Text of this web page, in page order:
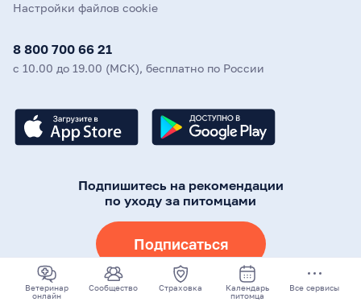
Ветеринар
онлайн
Сообщество Страховка
Календарь
питомца
Все сервисы
Настройки файлов cookie
8 800 700 66 21
с 10.00 до 19.00 (МСК), бесплатно по России
Подпишитесь на рекомендации
по уходу за питомцами
Подписаться
2026 Mars, Incorporated и дочерние компании. Все права